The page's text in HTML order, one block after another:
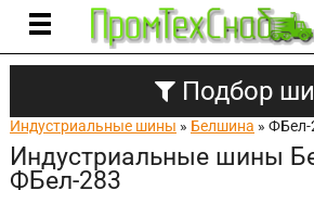
Подбор
Индустриальные шины » Белшина » ФБел-
Индустриальные шины
ФБел-283